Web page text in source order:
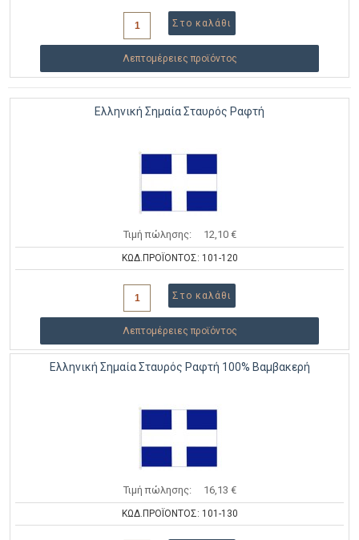
Λεπτομέρειες προϊόντος
Ελληνική Σημαία Σταυρός Ραφτή
Τιμή πώλησης: 12,10 €
ΚΩΔ.ΠΡΟΪΟΝΤΟΣ: 101-120
Λεπτομέρειες προϊόντος
Ελληνική Σημαία Σταυρός Ραφτή 100% Βαμβακερή
Τιμή πώλησης: 16,13 €
ΚΩΔ.ΠΡΟΪΟΝΤΟΣ: 101-130